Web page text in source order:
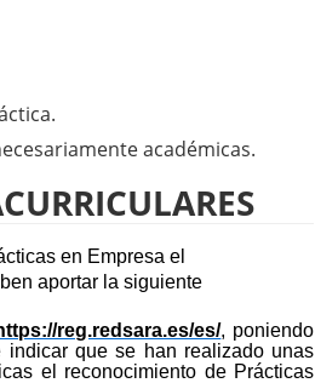
académicas.
en Empresa el
aportar la siguiente
reg.redsara.es/es/, poniendo
indicar que se han realizado unas
el reconocimiento de Prácticas